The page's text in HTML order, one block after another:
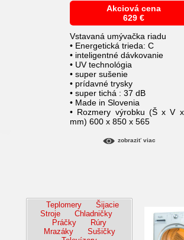
Akciová cena
629 €
Vstavaná umývačka riadu
• Energetická trieda: C
• inteligentné dávkovanie
• UV technológia
• super sušenie
• prídavné trysky
• super tichá : 37 dB
• Made in Slovenia
• Rozmery výrobku (Š x V
mm) 600 x 850 x 565
zobraziť viac
Teplomery
Šijacie
Stroje
Chladničky
Práčky
Rúry
Mrazáky
Sušičky